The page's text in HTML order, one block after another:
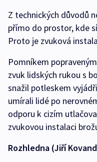
Z technických důvodů
přímo do prostor, kde
Proto je zvuková
Pomníkem
zvuk lidských rukou s
snažil potleskem
umírali lidé po
odporu k cizím
zvukovou instalaci
Rozhledna (Jiří